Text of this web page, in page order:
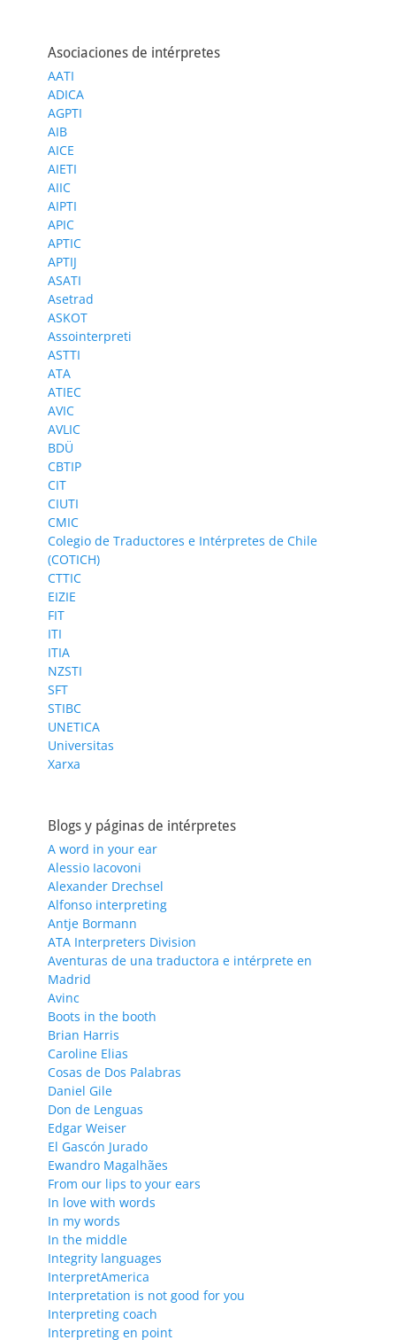
Asociaciones de intérpretes
AATI
ADICA
AGPTI
AIB
AICE
AIETI
AIIC
AIPTI
APIC
APTIC
APTIJ
ASATI
Asetrad
ASKOT
Assointerpreti
ASTTI
ATA
ATIEC
AVIC
AVLIC
BDÜ
CBTIP
CIT
CIUTI
CMIC
Colegio de Traductores e Intérpretes de Chile
(COTICH)
CTTIC
EIZIE
FIT
ITI
ITIA
NZSTI
SFT
STIBC
UNETICA
Universitas
Xarxa
Blogs y páginas de intérpretes
A word in your ear
Alessio Iacovoni
Alexander Drechsel
Alfonso interpreting
Antje Bormann
ATA Interpreters Division
Aventuras de una traductora e intérprete en
Madrid
Avinc
Boots in the booth
Brian Harris
Caroline Elias
Cosas de Dos Palabras
Daniel Gile
Don de Lenguas
Edgar Weiser
El Gascón Jurado
Ewandro Magalhães
From our lips to your ears
In love with words
In my words
In the middle
Integrity languages
InterpretAmerica
Interpretation is not good for you
Interpreting coach
Interpreting en point